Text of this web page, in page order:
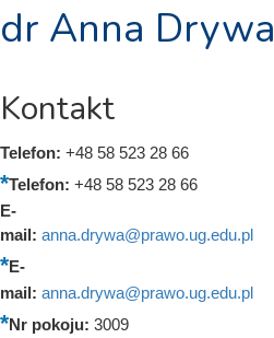
dr Anna Drywa
Kontakt
Telefon: +48 58 523 28 66
Telefon: +48 58 523 28 66
E-
mail: anna.drywa@prawo.ug.edu.pl
E-
mail: anna.drywa@prawo.ug.edu.pl
Nr pokoju: 3009